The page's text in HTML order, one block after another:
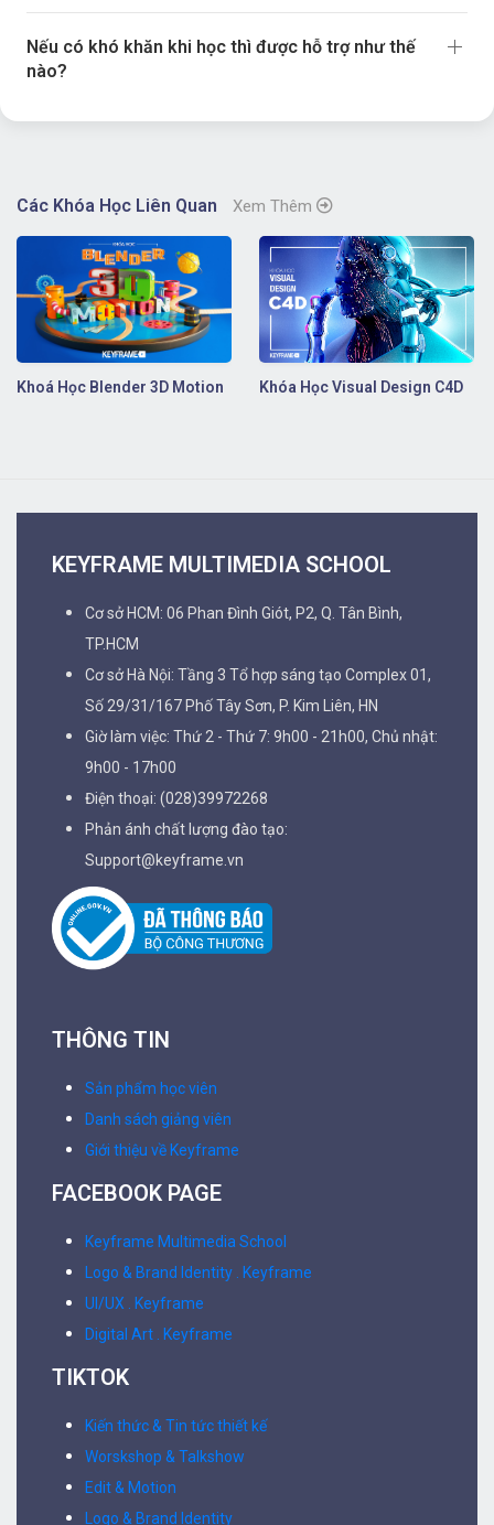
Nếu có khó khăn khi học thì được hỗ trợ như thế
nào?
Các Khóa Học Liên Quan Xem Thêm
Khoá Học Blender 3D Motion Khóa Học Visual Design C4D
KEYFRAME MULTIMEDIA SCHOOL
Cơ sở HCM: 06 Phan Đình Giót, P2, Q. Tân Bình,
TP.HCM
Cơ sở Hà Nội: Tầng 3 Tổ hợp sáng tạo Complex 01,
Số 29/31/167 Phố Tây Sơn, P. Kim Liên, HN
Giờ làm việc: Thứ 2 - Thứ 7: 9h00 - 21h00, Chủ nhật:
9h00 - 17h00
Điện thoại: (028)39972268
Phản ánh chất lượng đào tạo:
Support@keyframe.vn
THÔNG TIN
Sản phẩm học viên
Danh sách giảng viên
Giới thiệu về Keyframe
FACEBOOK PAGE
Keyframe Multimedia School
Logo & Brand Identity . Keyframe
UI/UX . Keyframe
Digital Art . Keyframe
TIKTOK
Kiến thức & Tin tức thiết kế
Worskshop & Talkshow
Edit & Motion
Logo & Brand Identity